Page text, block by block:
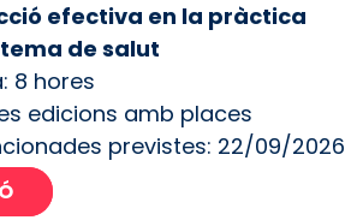
efectiva en la pràctica
de salut
8 hores
edicions amb places
previstes: 22/09/2026